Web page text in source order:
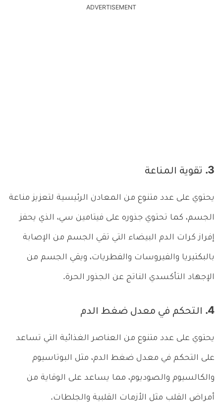
ADVERTISEMENT
3. تقوية المناعة
يحتوي على عدد متنوع من المعادن الرئيسية لتعزيز مناعة
الجسم، كما تحتوي جذوره على فيتامين سي، الذي يحفز
إفراز كرات الدم البيضاء التي تقي الجسم من الإصابة
بالبكتيريا والفيروسات والفطريات، ويقي الجسم من
الإجهاد التأكسدي الناتج عن الجذور الحرة.
4. التحكم في معدل ضغط الدم
يحتوي على عدد متنوع من العناصر الغذائية التي تساعد
على التحكم في معدل ضغط الدم، مثل البوتاسيوم
والكالسيوم والصوديوم، مما يساعد على الوقاية من
أمراض القلب مثل الأزمات القلبية والجلطات.